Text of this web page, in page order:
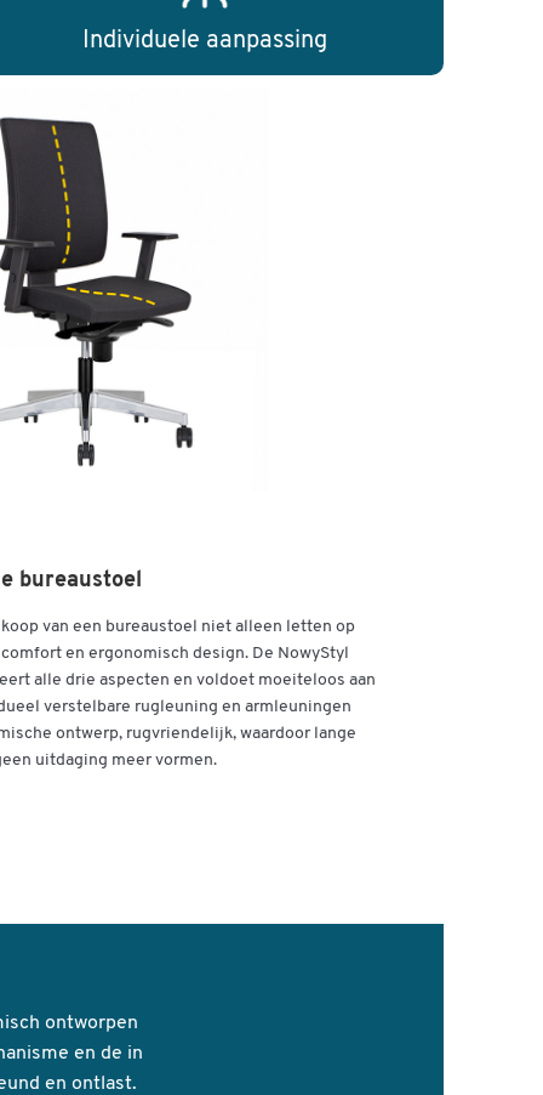
Individuele aanpassing
bureaustoel
van een bureaustoel niet alleen letten op
en ergonomisch design. De NowyStyl
alle drie aspecten en voldoet moeiteloos aan
verstelbare rugleuning en armleuningen
ontwerp, rugvriendelijk, waardoor lange
uitdaging meer vormen.
ontworpen
en de in
en ontlast.